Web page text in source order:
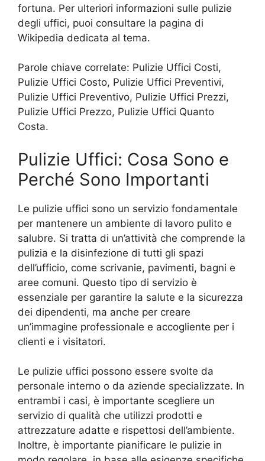
fortuna. Per ulteriori informazioni sulle pulizie
degli uffici, puoi consultare la pagina di
Wikipedia dedicata al tema.
Parole chiave correlate: Pulizie Uffici Costi,
Pulizie Uffici Costo, Pulizie Uffici Preventivi,
Pulizie Uffici Preventivo, Pulizie Uffici Prezzi,
Pulizie Uffici Prezzo, Pulizie Uffici Quanto
Costa.
Pulizie Uffici: Cosa Sono e
Perché Sono Importanti
Le pulizie uffici sono un servizio fondamentale
per mantenere un ambiente di lavoro pulito e
salubre. Si tratta di un’attività che comprende la
pulizia e la disinfezione di tutti gli spazi
dell’ufficio, come scrivanie, pavimenti, bagni e
aree comuni. Questo tipo di servizio è
essenziale per garantire la salute e la sicurezza
dei dipendenti, ma anche per creare
un’immagine professionale e accogliente per i
clienti e i visitatori.
Le pulizie uffici possono essere svolte da
personale interno o da aziende specializzate. In
entrambi i casi, è importante scegliere un
servizio di qualità che utilizzi prodotti e
attrezzature adatte e rispettosi dell’ambiente.
Inoltre, è importante pianificare le pulizie in